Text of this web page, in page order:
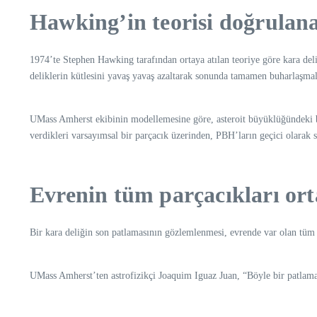
Hawking’in teorisi
1974’te Stephen Hawking tarafından ortaya atılan teoriye göre kara
deliklerin kütlesini yavaş yavaş azaltarak sonunda tamamen
UMass Amherst ekibinin modellemesine göre, asteroit
verdikleri varsayımsal bir parçacık üzerinden, PBH’ların geçici
Evrenin tüm parçacıkları
Bir kara deliğin son patlamasının gözlemlenmesi, evrende var olan
UMass Amherst’ten astrofizikçi Joaquim Iguaz Juan, “Böyle bir